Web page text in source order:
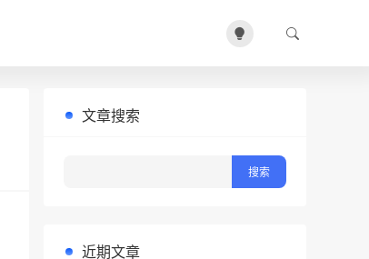
文章搜索
近期文章